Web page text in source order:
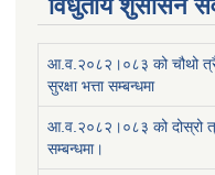
विधुतीय शुसासन
आ.व.२०८२।०८३ को चौथो
सुरक्षा भत्ता सम्बन्धमा
आ.व.२०८२।०८३ को दोस्रो
सम्बन्धमा।